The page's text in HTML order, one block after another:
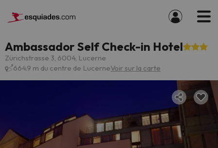
Ambassador Self Check-in Hotel
Zürichstrasse 3, 6004, Lucerne
664.9 m du centre de LucerneVoir sur la carte